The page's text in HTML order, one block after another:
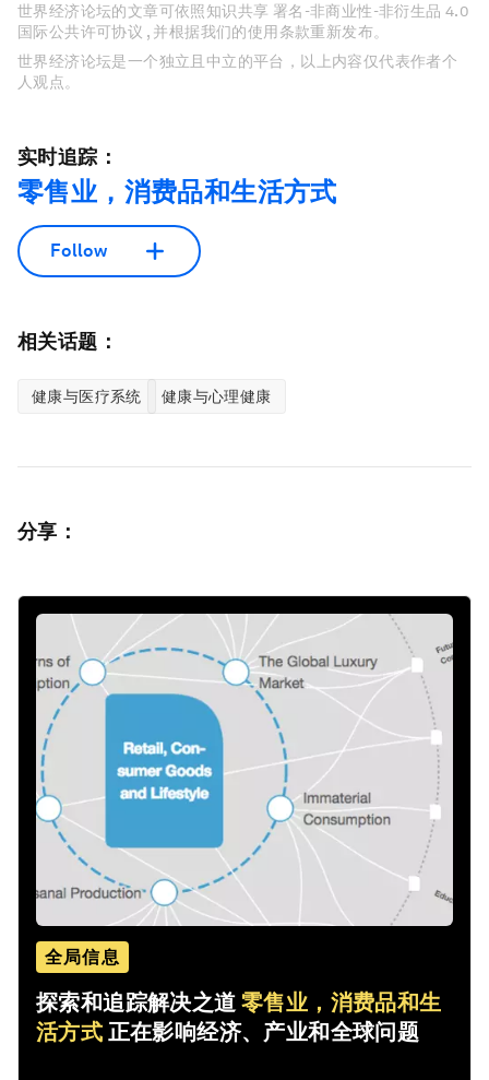
世界经济论坛的文章可依照知识共享 署名-非商业性-非衍生品 4.0
国际公共许可协议 , 并根据我们的使用条款重新发布。
世界经济论坛是一个独立且中立的平台，以上内容仅代表作者个
人观点。
实时追踪：
零售业，消费品和生活方式
Follow
相关话题：
健康与医疗系统 健康与心理健康
分享：
全局信息
探索和追踪解决之道零售业，消费品和生
活方式 正在影响经济、产业和全球问题